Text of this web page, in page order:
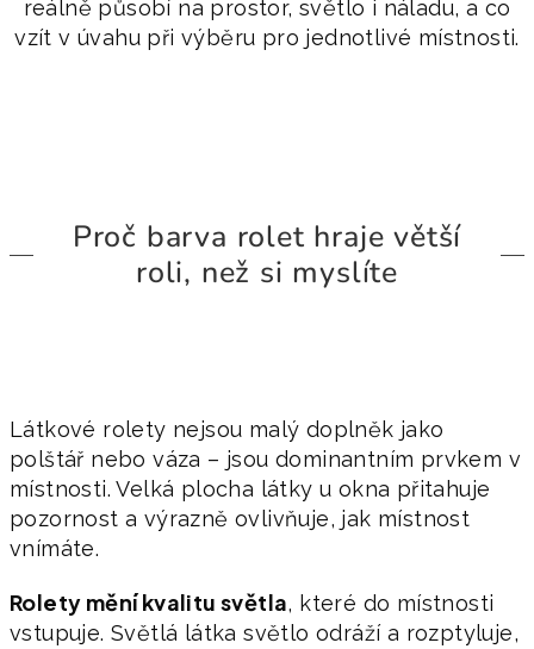
reálně působí na prostor, světlo i náladu, a co
vzít v úvahu při výběru pro jednotlivé místnosti.
Proč barva rolet hraje větší
roli, než si myslíte
Látkové rolety nejsou malý doplněk jako
polštář nebo váza – jsou dominantním prvkem v
místnosti. Velká plocha látky u okna přitahuje
pozornost a výrazně ovlivňuje, jak místnost
vnímáte.
Rolety mění kvalitu světla, které do místnosti
vstupuje. Světlá látka světlo odráží a rozptyluje,